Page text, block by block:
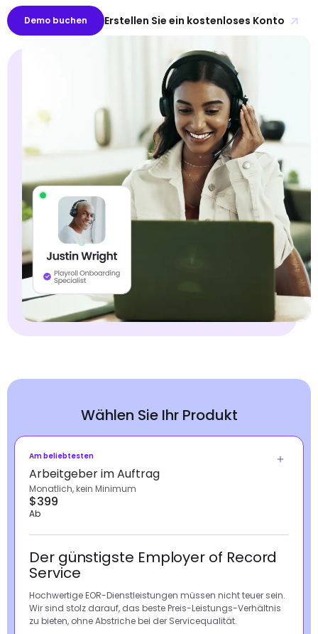
Demo buchen Erstellen Sie ein kostenloses Konto
Wählen Sie Ihr Produkt
Am beliebtesten
Arbeitgeber im Auftrag
Monatlich, kein Minimum
$399
Ab
Der günstigste Employer of Record
Service
Hochwertige EOR-Dienstleistungen müssen nicht teuer sein.
Wir sind stolz darauf, das beste Preis-Leistungs-Verhältnis
zu bieten, ohne Abstriche bei der Servicequalität.